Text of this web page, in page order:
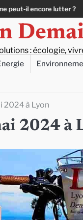
Précarité, canicule,
: écologie,
2024 à Lyon
2024 à